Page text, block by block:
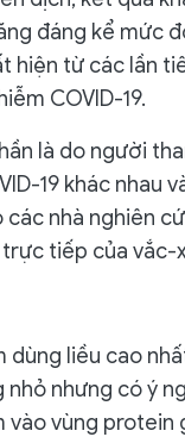
đáng kể mức
hiện từ các lần
COVID-19.
là do người
19 khác nhau
các nhà nghiên
tiếp của vắc-
dùng liều cao
nhỏ nhưng có ý
vào vùng protein